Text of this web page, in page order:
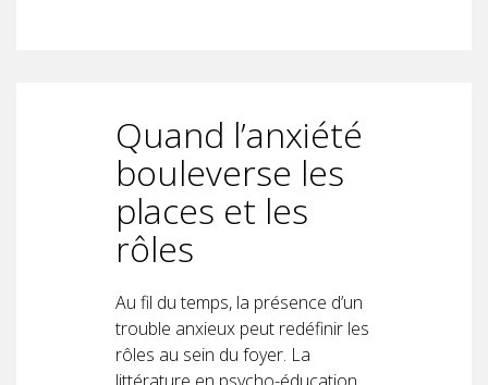
Quand l’anxiété
bouleverse les
places et les
rôles
Au fil du temps, la présence d’un
trouble anxieux peut redéfinir les
rôles au sein du foyer. La